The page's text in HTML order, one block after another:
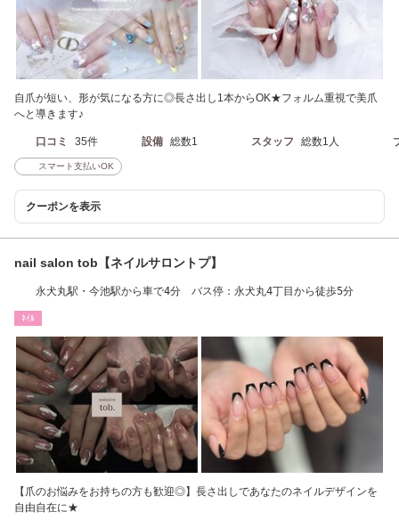
自爪が短い、形が気になる方に◎長さ出し1本からOK★フォルム重視で美爪
へと導きます♪
口コミ 35件 設備 総数1 スタッフ 総数1人
スマート支払いOK
クーポンを表示
nail salon tob【ネイルサロントプ】
永犬丸駅・今池駅から車で4分 バス停：永犬丸4丁目から徒歩5分
ﾈｲﾙ
【爪のお悩みをお持ちの方も歓迎◎】長さ出しであなたのネイルデザインを
自由自在に★